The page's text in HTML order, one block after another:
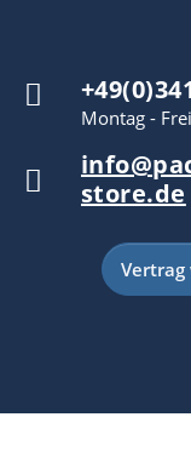
Montag -
store.de